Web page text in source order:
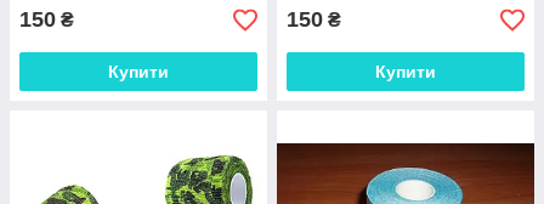
150 ₴
Купити
150 ₴
Купити